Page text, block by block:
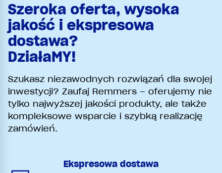
Szeroka oferta, wysoka
jakość i ekspresowa
dostawa?
DziałaMY!
Szukasz niezawodnych rozwiązań dla swojej
inwestycji? Zaufaj Remmers – oferujemy nie
tylko najwyższej jakości produkty, ale także
kompleksowe wsparcie i szybką realizację
zamówień.
Ekspresowa dostawa